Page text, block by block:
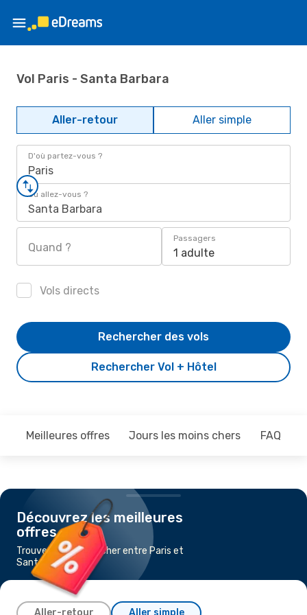
Vol Paris - Santa Barbara
Aller-retour Aller simple
D'où partez-vous ?
Paris
Où allez-vous ?
Santa Barbara
Quand ?
Passagers
1 adulte
Vols directs
Rechercher Vol + Hôtel
Rechercher des vols
Meilleures offres Jours les moins chers FAQ
Découvrez les meilleures
offres
Trouvez un vol pas cher entre Paris et
Santa Barbara
Aller-retour Aller simple